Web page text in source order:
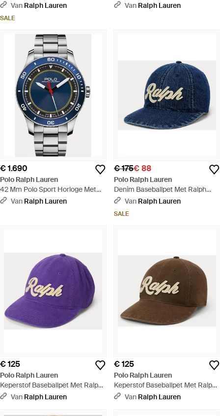
Lauren-Logo - Roze
Van Ralph Lauren
SALE
Lauren-Logo - Blauw
Van Ralph Lauren
€ 1.690
Polo Ralph Lauren
42 Mm Polo Sport Horloge Met
Blauwe Rand - Blauw
Van Ralph Lauren
€ 175€ 88
Polo Ralph Lauren
Denim Baseballpet Met Ralph
Lauren-Logo - Blauw
Van Ralph Lauren
SALE
€ 125
Polo Ralph Lauren
Keperstof Baseballpet Met Ralph
Lauren-Logo - Paars
Van Ralph Lauren
€ 125
Polo Ralph Lauren
Keperstof Baseballpet Met Ralph
Lauren-Logo - Bruin
Van Ralph Lauren